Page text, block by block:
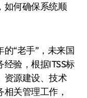
如何确保系统顺
“老手”，未来国
验，根据ITSS标
资源建设、技术
关管理工作，